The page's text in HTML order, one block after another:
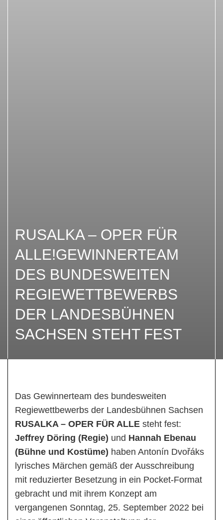
RUSALKA – OPER FÜR
ALLE!GEWINNERTEAM
DES BUNDESWEITEN
REGIEWETTBEWERBS
DER LANDESBÜHNEN
SACHSEN STEHT FEST
Das Gewinnerteam des bundesweiten
Regiewettbewerbs der Landesbühnen Sachsen
RUSALKA – OPER FÜR ALLEsteht fest:
Jeffrey Döring (Regie) und Hannah Ebenau
(Bühne und Kostüme) haben Antonín Dvořáks
lyrisches Märchen gemäß der Ausschreibung
mit reduzierter Besetzung in ein Pocket-Format
gebracht und mit ihrem Konzept am
vergangenen Sonntag, 25. September 2022 bei